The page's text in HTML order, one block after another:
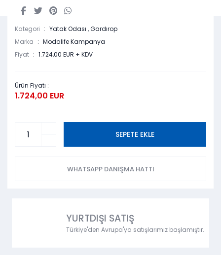
Kategori Yatak Odası ,Gardırop
Marka
Modalife Kampanya
Fiyat
1.724,00 EUR + KDV
Ürün Fiyatı :
1.724,00 EUR
SEPETE EKLE
WHATSAPP DANIŞMA HATTI
YURTDIŞI SATIŞ
Türkiye'den Avrupa'ya satışlarımız başlamıştır.